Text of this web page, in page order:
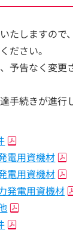
たしますので
ださい。
予告なく変更
手続きが進行
電用資機材
電用資機材
発電用資機材